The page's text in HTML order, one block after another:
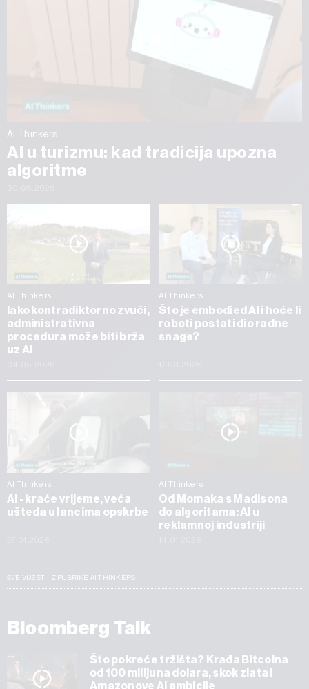
AI Thinkers
AI u turizmu: kad tradicija upozna
algoritme
AI Thinkers
Iako kontradiktorno zvuči,
administrativna
procedura može biti brža
uz AI
AI Thinkers
Što je embodied AI i hoće li
roboti postati dio radne
snage?
AI Thinkers
AI - kraće vrijeme, veća
ušteda u lancima opskrbe
AI Thinkers
Od Momaka s Madisona
do algoritama: AI u
reklamnoj industriji
SVE VIJESTI IZ RUBRIKE AI THINKERS
Bloomberg Talk
Što pokreće tržišta? Krađa Bitcoina
od 100 milijuna dolara, skok zlata i
Amazonove AI ambicije